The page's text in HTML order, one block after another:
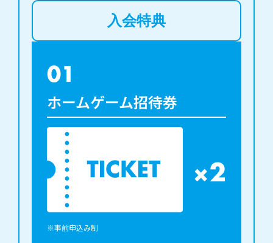
入会特典
01
ホームゲーム招待券
※事前申込み制